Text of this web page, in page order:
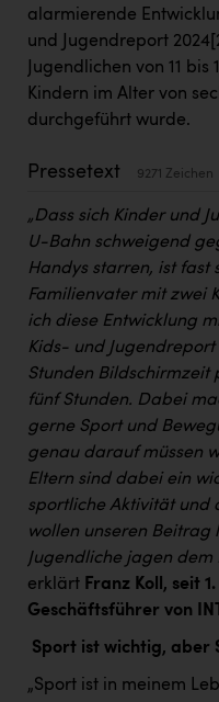
KLIPP Frisör
Kleider Bauer
Kremsmüller
Österreichischer
Orlen
PEZ
REMAX
RE/MAX Welcome
Resch&Frisch
RUBBLE MASTER
Ruderclub Wels
alarmierende
und Jugendreport 2024
Jugendlichen von 11
Kindern im Alter von
durchgeführt wurde.
Pressetext 9271 Zeichen
„Dass sich Kinder und
U-Bahn schweigend
Handys starren, ist fast
Familienvater mit zwei
ich diese Entwicklung
Kids- und
Stunden Bildschirmzeit
fünf Stunden. Dabei
gerne Sport und
genau darauf müssen
Eltern sind dabei ein
sportliche Aktivität und
wollen unseren Beitrag
Jugendliche jagen dem
erklärt Franz Koll, seit
Geschäftsführer von
Sport ist wichtig, aber
„Sport ist in meinem